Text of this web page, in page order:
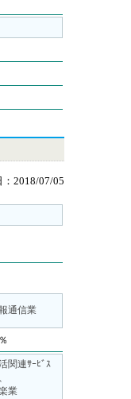
2018/07/05
通信業
関連ｻｰﾋﾞｽ
業